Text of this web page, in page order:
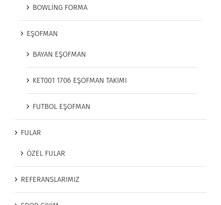
BOWLİNG FORMA
EŞOFMAN
BAYAN EŞOFMAN
KET001 1706 EŞOFMAN TAKIMI
FUTBOL EŞOFMAN
FULAR
ÖZEL FULAR
REFERANSLARIMIZ